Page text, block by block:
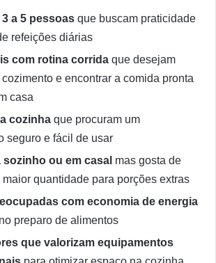
3 a 5 pessoas que buscam praticidade
refeições diárias
com rotina corrida que desejam
e encontrar a comida pronta
casa
cozinha que procuram um
seguro e fácil de usar
sozinho ou em casal mas gosta de
quantidade para porções extras
com economia de energia
preparo de alimentos
que valorizam equipamentos